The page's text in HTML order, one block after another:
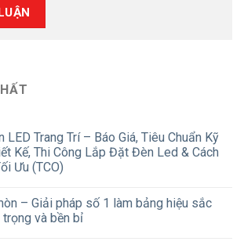
LED Trang Trí – Báo Giá, Tiêu Chuẩn Kỹ
Kế, Thi Công Lắp Đặt Đèn Led & Cách
Ưu (TCO)
– Giải pháp số 1 làm bảng hiệu sắc
và bền bỉ